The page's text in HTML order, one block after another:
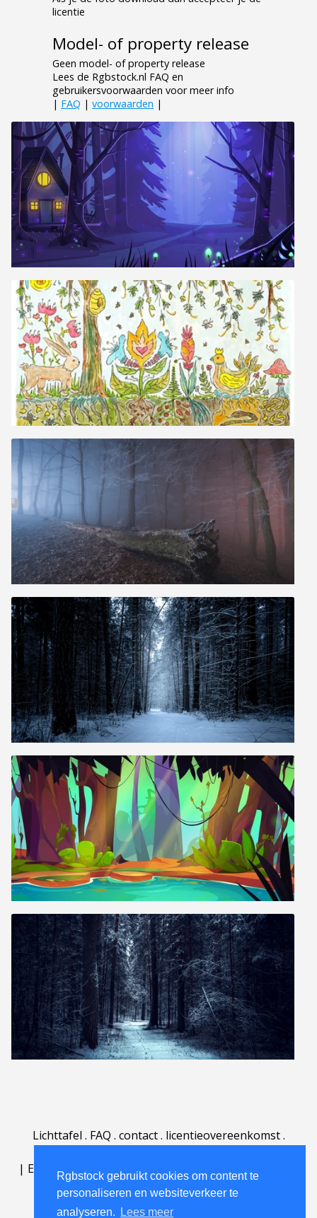
Rgbstock gebruikt cookies om content te
personaliseren en websiteverkeer te
analyseren.
Lees meer
licentie
Model- of property release
Geen model- of property release
Lees de Rgbstock.nl FAQ en
gebruikersvoorwaarden voor meer info
| FAQ | voorwaarden |
Lichttafel . FAQ . contact. licentieovereenkomst.
| English | Deutsch Español | Português
Nederlands|